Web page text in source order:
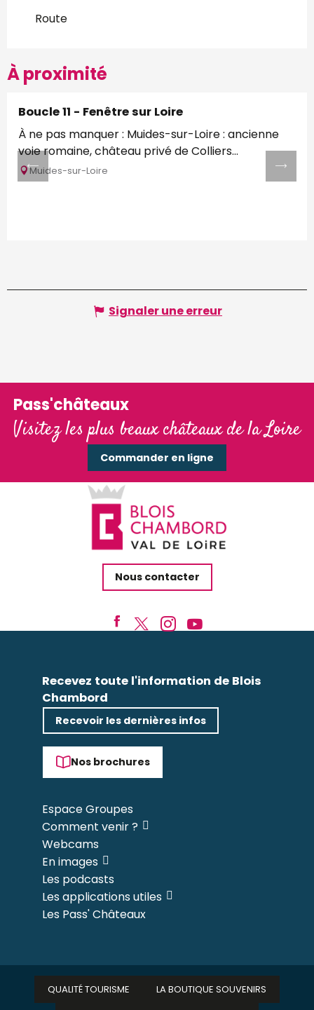
Route
À proximité
Boucle 11 - Fenêtre sur Loire
À ne pas manquer : Muides-sur-Loire : ancienne
voie romaine, château privé de Colliers...
Muides-sur-Loire
Signaler une erreur
Pass'châteaux
Visitez les plus beaux châteaux de la Loire
Commander en ligne
Nous contacter
Recevez toute l'information de Blois
Chambord
Recevoir les dernières infos
Nos brochures
Espace Groupes
Comment venir ?
Webcams
En images
Les podcasts
Les applications utiles
Les Pass' Châteaux
QUALITÉ TOURISME LA BOUTIQUE SOUVENIRS